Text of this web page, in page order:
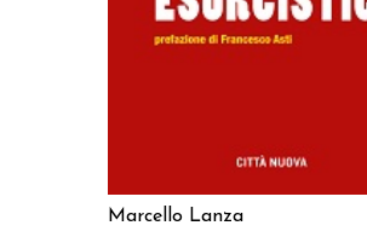
Marcello Lanza